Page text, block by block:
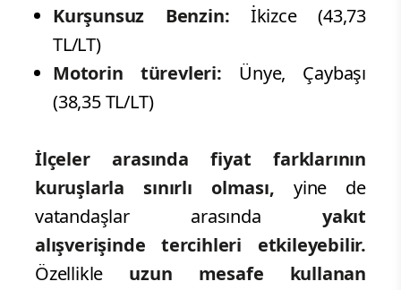
Kurşunsuz Benzin: İkizce (43,73
TL/LT)
Motorin türevleri: Ünye, Çaybaşı
(38,35 TL/LT)
İlçeler arasında fiyat farklarının
kuruşlarla sınırlı olması, yine de
vatandaşlar arasında yakıt
alışverişinde tercihleri etkileyebilir.
Özellikle uzun mesafe kullanan